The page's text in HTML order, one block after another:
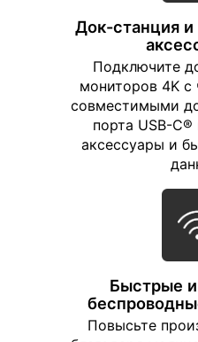
Док-станция
Подключите
мониторов 4K с
совместимыми
порта USB-
аксессуары и
Быстрые
Повысьте